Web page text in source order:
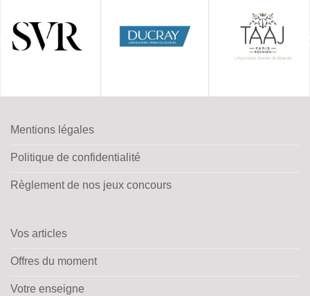
Mentions légales
Politique de confidentialité
Règlement de nos jeux concours
Vos articles
Offres du moment
Votre enseigne